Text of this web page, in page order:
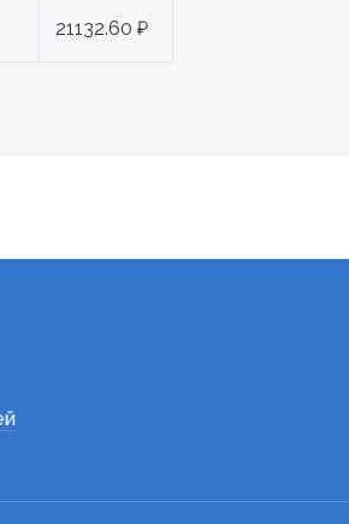
21132.60 ₽